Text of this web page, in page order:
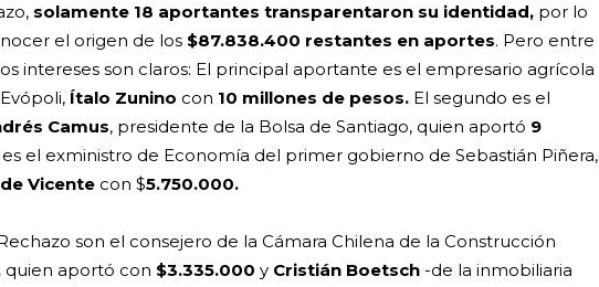
solamente 18 aportantes transparentaron su identidad, por lo
el origen de los $87.838.400 restantes en aportes. Pero entre
intereses son claros: El principal aportante es el empresario agrícola
Ítalo Zunino con 10 millones de pesos. El segundo es el
Camus, presidente de la Bolsa de Santiago, quien aportó 9
el exministro de Economía del primer gobierno de Sebastián Piñera,
Vicente con $5.750.000.
son el consejero de la Cámara Chilena de la Construcción
quien aportó con $3.335.000 y Cristián Boetsch -de la inmobiliaria